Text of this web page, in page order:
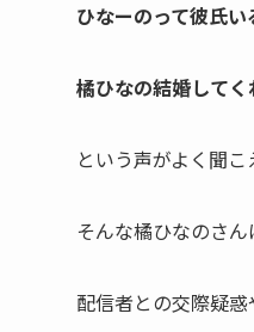
ひなーのって彼氏い
橘ひなの結婚してく
という声がよく聞こ
そんな橘ひなのさ
配信者との交際疑